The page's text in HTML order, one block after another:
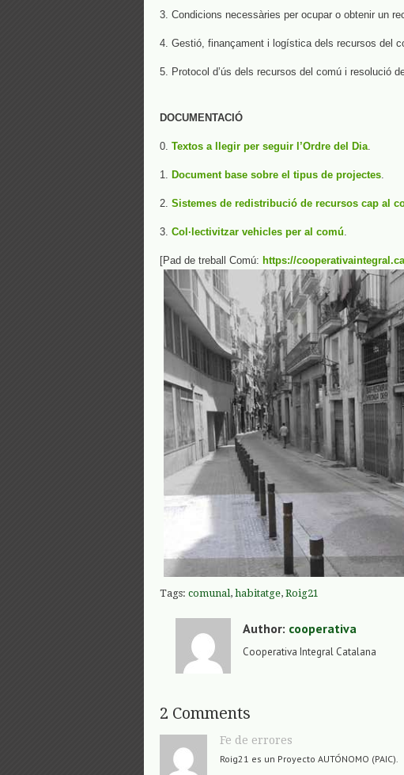
3. Condicions necessàries per ocupar o obtenir un
4. Gestió, finançament i logística dels recursos del
5. Protocol d’ús dels recursos del comú i resolució
DOCUMENTACIÓ
0. Textos a llegir per seguir l’Ordre del Dia.
1. Document base sobre el tipus de projectes.
2. Sistemes de redistribució de recursos cap al
3. Col·lectivitzar vehicles per al comú.
[Pad de treball Comú: https://
Tags: comunal, habitatge, Roig21
Author: cooperativa
Cooperativa Integral Catalana
2 Comments
Fe de errores
Roig21 es un Proyecto AUTÓNOMO (PAIC).